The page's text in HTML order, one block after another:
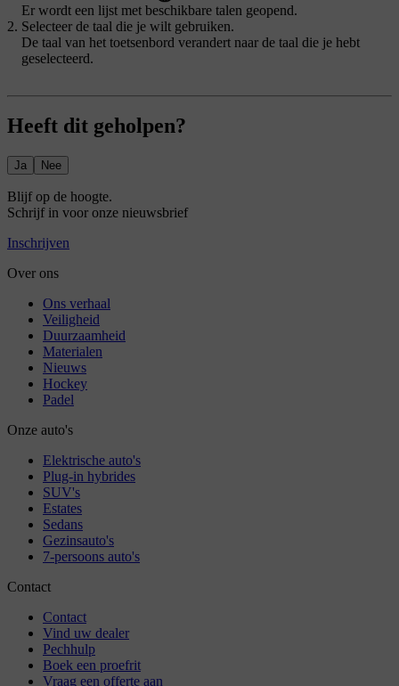
Er wordt een lijst met beschikbare talen geopend.
Selecteer de taal die je wilt gebruiken.
De taal van het toetsenbord verandert naar de taal die je hebt
geselecteerd.
Heeft dit geholpen?
Ja Nee